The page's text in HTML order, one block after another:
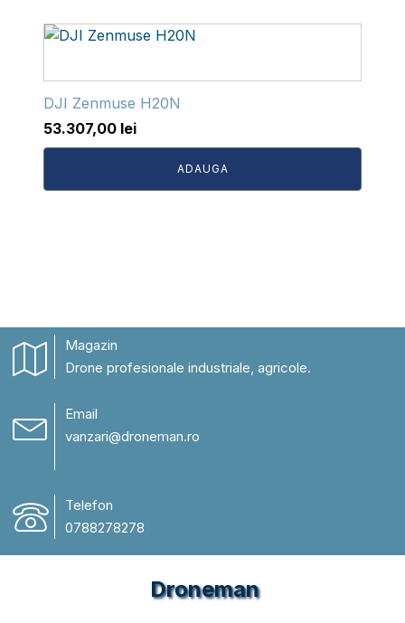
DJI Zenmuse H20N
53.307,00 lei
ADAUGA
Magazin
Drone profesionale industriale, agricole.
Email
vanzari@droneman.ro
Telefon
0788278278
Droneman